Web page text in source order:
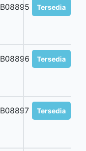
B08895 Tersedia
B08896 Tersedia
B08897 Tersedia